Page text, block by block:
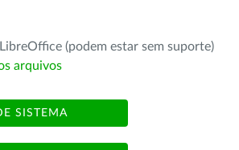
(podem estar sem suporte)
arquivos
SISTEMA